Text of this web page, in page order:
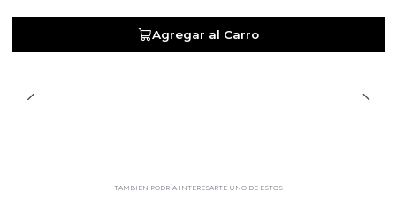
Agregar al Carro
TAMBIÉN PODRÍA INTERESARTE UNO DE ESTOS